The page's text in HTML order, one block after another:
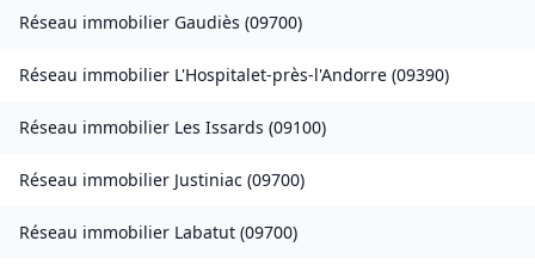
Réseau immobilier Gaudiès (09700)
Réseau immobilier L'Hospitalet-près-l'Andorre (09390)
Réseau immobilier Les Issards (09100)
Réseau immobilier Justiniac (09700)
Réseau immobilier Labatut (09700)